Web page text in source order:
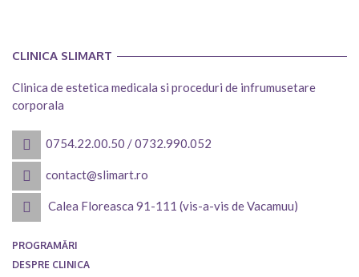
CLINICA SLIMART
Clinica de estetica medicala si proceduri de infrumusetare
corporala
0754.22.00.50 /0732.990.052
contact@slimart.ro
Calea Floreasca 91-111 (vis-a-vis de Vacamuu)
PROGRAMĂRI
DESPRE CLINICA